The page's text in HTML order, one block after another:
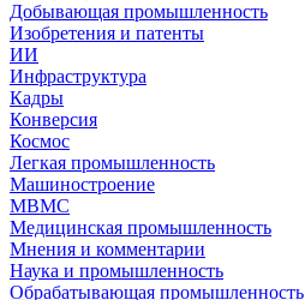
Добывающая промышленность
Изобретения и патенты
ИИ
Инфраструктура
Кадры
Конверсия
Космос
Легкая промышленность
Машиностроение
МВМС
Медицинская промышленность
Мнения и комментарии
Наука и промышленность
Обрабатывающая промышленность